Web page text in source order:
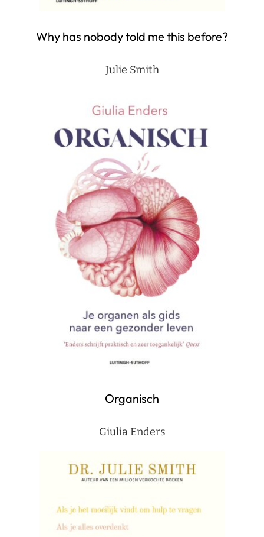
Why has nobody told me this before?
Julie Smith
Organisch
Giulia Enders